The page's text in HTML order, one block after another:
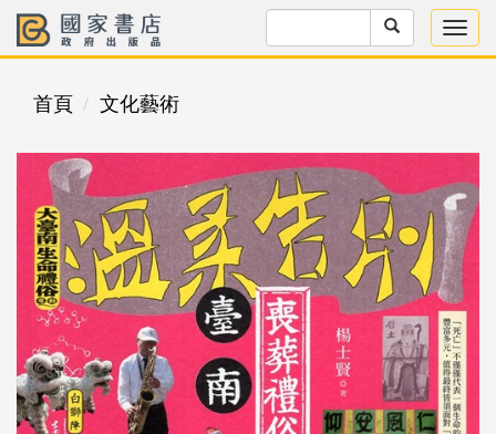
首頁 文化藝術